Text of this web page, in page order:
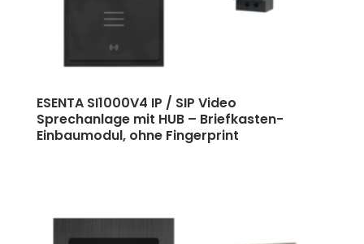
ESENTA SI1000V4 IP / SIP Video
Sprechanlage mit HUB – Briefkasten-
Einbaumodul, ohne Fingerprint